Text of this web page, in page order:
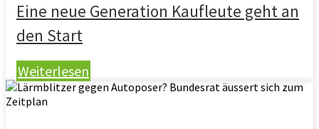
Eine neue Generation Kaufleute geht an
den Start
Weiterlesen